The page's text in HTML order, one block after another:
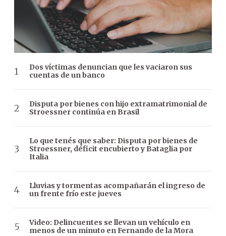
Dos víctimas denuncian que les vaciaron sus
cuentas de un banco
Disputa por bienes con hijo extramatrimonial de
Stroessner continúa en Brasil
Lo que tenés que saber: Disputa por bienes de
Stroessner, déficit encubierto y Bataglia por
Italia
Lluvias y tormentas acompañarán el ingreso de
un frente frío este jueves
Video: Delincuentes se llevan un vehículo en
menos de un minuto en Fernando de la Mora